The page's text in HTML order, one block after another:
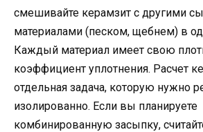
смешивайте керамзит с другими
материалами (песком, щебнем) в
Каждый материал имеет свою
коэффициент уплотнения. Расчет
отдельная задача, которую нужно
изолированно. Если вы планируете
комбинированную засыпку,